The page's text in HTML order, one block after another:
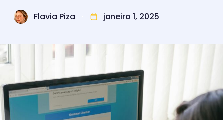
Flavia Piza janeiro 1, 2025